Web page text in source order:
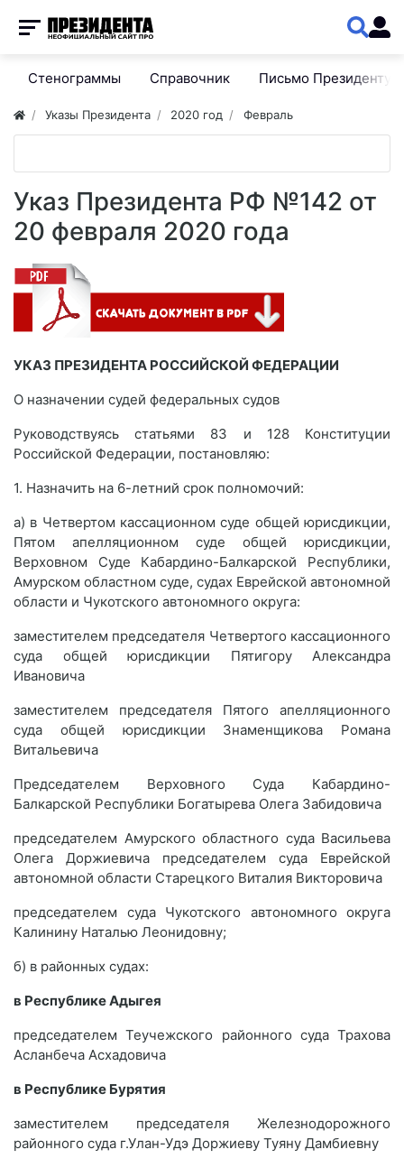
Стенограммы Справочник Письмо Президенту
Указы Президента 2020 год Февраль
Указ Президента РФ №142 от
20 февраля 2020 года
УКАЗ ПРЕЗИДЕНТА РОССИЙСКОЙ ФЕДЕРАЦИИ
О назначении судей федеральных судов
Руководствуясь статьями 83 и 128 Конституции
Российской Федерации, постановляю:
1. Назначить на 6-летний срок полномочий:
а) в Четвертом кассационном суде общей юрисдикции,
Пятом апелляционном суде общей юрисдикции,
Верховном Суде Кабардино-Балкарской Республики,
Амурском областном суде, судах Еврейской автономной
области и Чукотского автономного округа:
заместителем председателя Четвертого кассационного
суда общей юрисдикции Пятигору Александра
Ивановича
заместителем председателя Пятого апелляционного
суда общей юрисдикции Знаменщикова Романа
Витальевича
Председателем Верховного Суда Кабардино-
Балкарской Республики Богатырева Олега Забидовича
председателем Амурского областного суда Васильева
Олега Доржиевича председателем суда Еврейской
автономной области Старецкого Виталия Викторовича
председателем суда Чукотского автономного округа
Калинину Наталью Леонидовну;
б) в районных судах:
в Республике Адыгея
председателем Теучежского районного суда Трахова
Асланбеча Асхадовича
в Республике Бурятия
заместителем председателя Железнодорожного
районного суда г.Улан-Удэ Доржиеву Туяну Дамбиевну